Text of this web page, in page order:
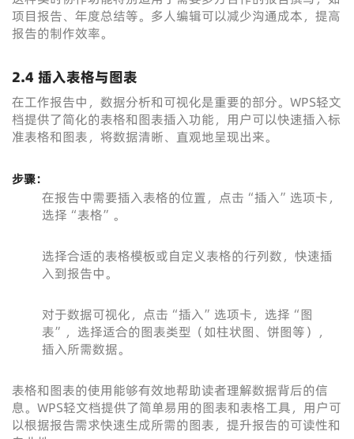
项目报告、年度总结等。多人编辑可以减少沟通成本，提高
报告的制作效率。
2.4 插入表格与图表
在工作报告中，数据分析和可视化是重要的部分。WPS轻文
档提供了简化的表格和图表插入功能，用户可以快速插入标
准表格和图表，将数据清晰、直观地呈现出来。
步骤：
在报告中需要插入表格的位置，点击“插入”选项卡，
选择“表格”。
选择合适的表格模板或自定义表格的行列数，快速插
入到报告中。
对于数据可视化，点击“插入”选项卡，选择“图
表”，选择适合的图表类型（如柱状图、饼图等），
插入所需数据。
表格和图表的使用能够有效地帮助读者理解数据背后的信
息。WPS轻文档提供了简单易用的图表和表格工具，用户可
以根据报告需求快速生成所需的图表，提升报告的可读性和